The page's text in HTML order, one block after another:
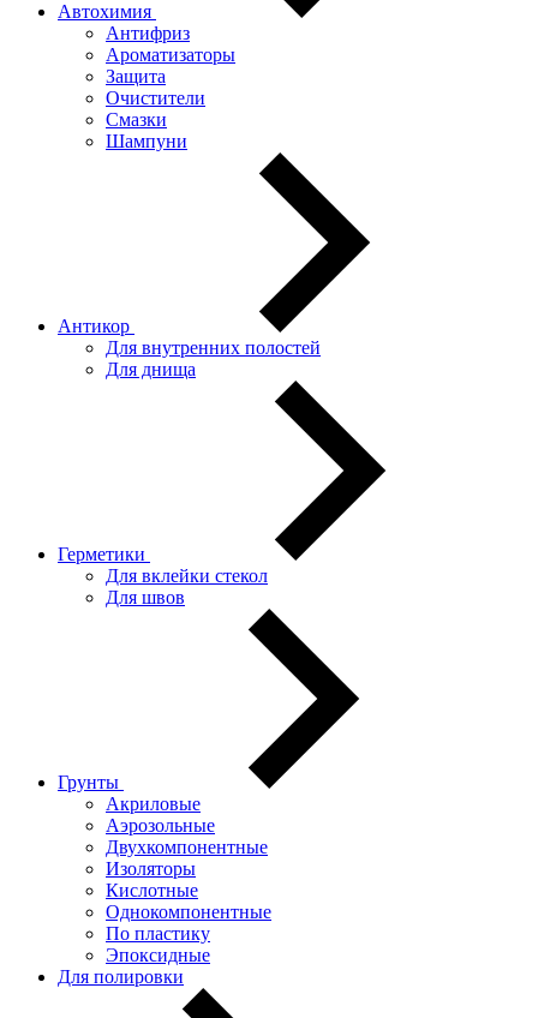
Автохимия
Антифриз
Ароматизаторы
Защита
Очистители
Смазки
Шампуни
Антикор
Для внутренних полостей
Для днища
Герметики
Для вклейки стекол
Для швов
Грунты
Акриловые
Аэрозольные
Двухкомпонентные
Изоляторы
Кислотные
Однокомпонентные
По пластику
Эпоксидные
Для полировки